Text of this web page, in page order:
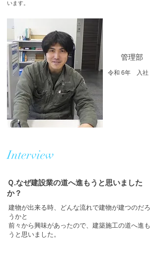
います。
​管理部
​令和 6年 入社
​Interview
​Ｑ.なぜ建設業の道へ進もうと思いました
か？
​建物が出来る時、どんな流れで建物が建つのだろ
うかと
​前々から興味があったので、建築施工の道へ進も
うと思いました。